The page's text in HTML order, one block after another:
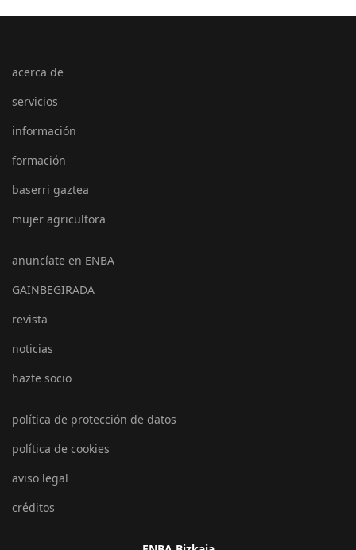
acerca de
servicios
información
formación
baserri gaztea
mujer agricultora
anuncíate en ENBA
GAINBEGIRADA
revista
noticias
hazte socio
política de protección de datos
política de cookies
aviso legal
créditos